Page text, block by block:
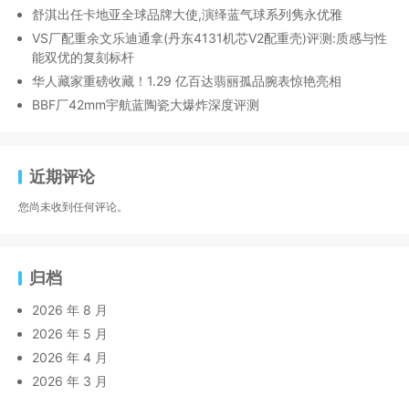
舒淇出任卡地亚全球品牌大使,演绎蓝气球系列隽永优雅
VS厂配重余文乐迪通拿(丹东4131机芯V2配重壳)评测:质感与性
能双优的复刻标杆
华人藏家重磅收藏！1.29 亿百达翡丽孤品腕表惊艳亮相
BBF厂42mm宇航蓝陶瓷大爆炸深度评测
近期评论
您尚未收到任何评论。
归档
2026 年 8 月
2026 年 5 月
2026 年 4 月
2026 年 3 月